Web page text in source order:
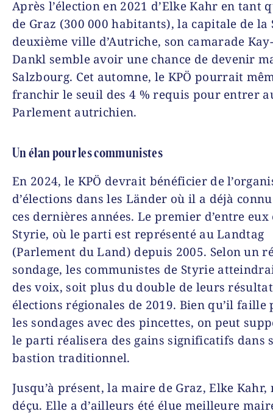
Après l’élection en 2021 d’Elke Kahr en tant
de Graz (300 000 habitants), la capitale de la
deuxième ville d’Autriche, son camarade
Dankl semble avoir une chance de devenir
Salzbourg. Cet automne, le KPÖ pourrait
franchir le seuil des 4 % requis pour entrer
Parlement autrichien.
Un élan pour les communistes
En 2024, le KPÖ devrait bénéficier de
d’élections dans les Länder où il a déjà
ces dernières années. Le premier d’entre eux
Styrie, où le parti est représenté au Landtag
(Parlement du Land) depuis 2005. Selon un
sondage, les communistes de Styrie
des voix, soit plus du double de leurs
élections régionales de 2019. Bien qu’il faille
les sondages avec des pincettes, on peut
le parti réalisera des gains significatifs dans
bastion traditionnel.
Jusqu’à présent, la maire de Graz, Elke Kahr,
déçu. Elle a d’ailleurs été élue meilleure